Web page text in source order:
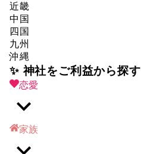
近畿
中国
四国
九州
沖縄
✨ 神社をご利益から探す
恋愛
家族